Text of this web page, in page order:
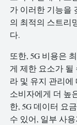
가 이러한 기능을
의 최적의 스트리
다.
또한, 5G 비용은
게 제한 요소가 될
라 및 유지 관리에
소비자에게 더 높
한, 5G 데이터 요
수 있어, 일부 사